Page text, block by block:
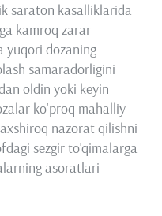
saraton kasalliklarida
kamroq zarar
yuqori dozaning
samaradorligini
oldin yoki keyin
ko'proq mahalliy
nazorat qilishni
sezgir to'qimalarga
asoratlari